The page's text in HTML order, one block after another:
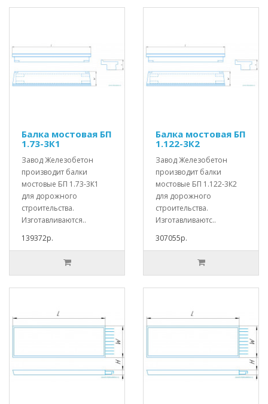
Балка мостовая БП
1.73-3К1
Завод Железобетон
производит балки
мостовые БП 1.73-3К1
для дорожного
строительства.
Изготавливаются..
139372р.
Балка мостовая БП
1.122-3К2
Завод Железобетон
производит балки
мостовые БП 1.122-3К2
для дорожного
строительства.
Изготавливаютс..
307055р.